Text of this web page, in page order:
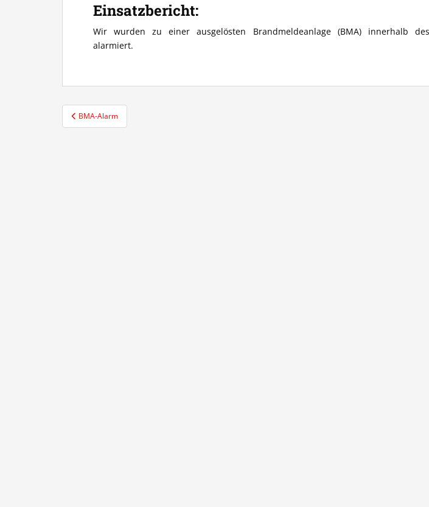
Einsatzbericht:
Wir wurden zu einer ausgelösten Brandmeldeanlage (BMA) innerhalb
alarmiert.
Beitragsnavigation
BMA-Alarm